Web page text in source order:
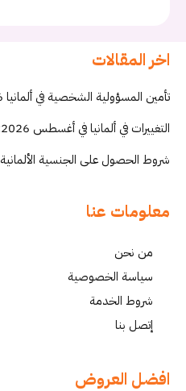
اخر المقالات
تأمين المسؤولية الشخصية في ألمانيا 2026: دليل Privathaftpflicht
التغييرات في ألمانيا في أغسطس 2026: 7 قوانين تهمك
شروط الحصول على الجنسية الألمانية 2026 والجنسية المزدوجة
معلومات عنا
من نحن
سياسة الخصوصية
شروط الخدمة
إتصل بنا
افضل العروض